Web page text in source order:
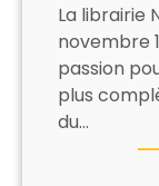
La librairie
novembre
passion
plus
du…